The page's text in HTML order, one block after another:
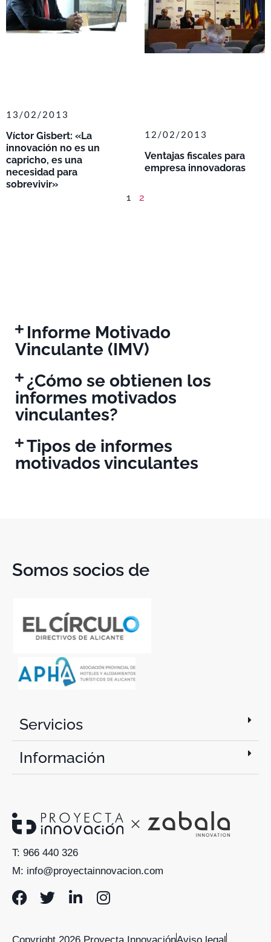
Víctor Gisbert: «La
innovación no es un
capricho, es una
necesidad para
sobrevivir»
13/02/2013
Ventajas fiscales para
empresa innovadoras
12/02/2013
1 2
Informe Motivado
Vinculante (IMV)
¿Cómo se obtienen los
informes motivados
vinculantes?
Tipos de informes
motivados vinculantes
Somos socios de
Servicios
Información
T: 966 440 326
M: info@proyectainnovacion.com
Copyright 2026 Proyecta InnovaciónAviso legal